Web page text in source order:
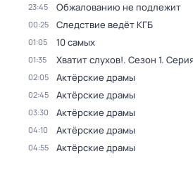
23:45 Обжалованию не подлежит
00:25 Следствие ведёт КГБ
01:05 10 самых
01:35 Хватит слухов!. Сезон 1.
02:05 Актёрские драмы
02:45 Актёрские драмы
03:30 Актёрские драмы
04:10 Актёрские драмы
04:55 Актёрские драмы